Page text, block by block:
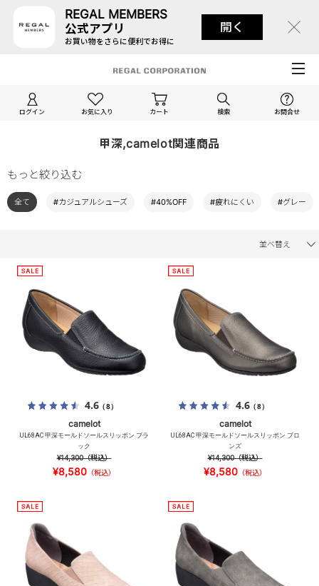
REGAL MEMBERS
公式アプリ
お買い物をさらに便利でお得に
開く
ログイン お気に入り カート 検索 お問合せ
甲深,camelot関連商品
もっと絞り込む
全て #カジュアルシューズ #40%OFF #疲れにくい #グレー
並べ替え
4.6（8）
camelot
UL68AC 甲深モールドソールスリッポン ブラ
ック
¥14,300（税込）
¥8,580 （税込）
4.6（8）
camelot
UL68AC 甲深モールドソールスリッポン ブロ
ンズ
¥14,300（税込）
¥8,580 （税込）